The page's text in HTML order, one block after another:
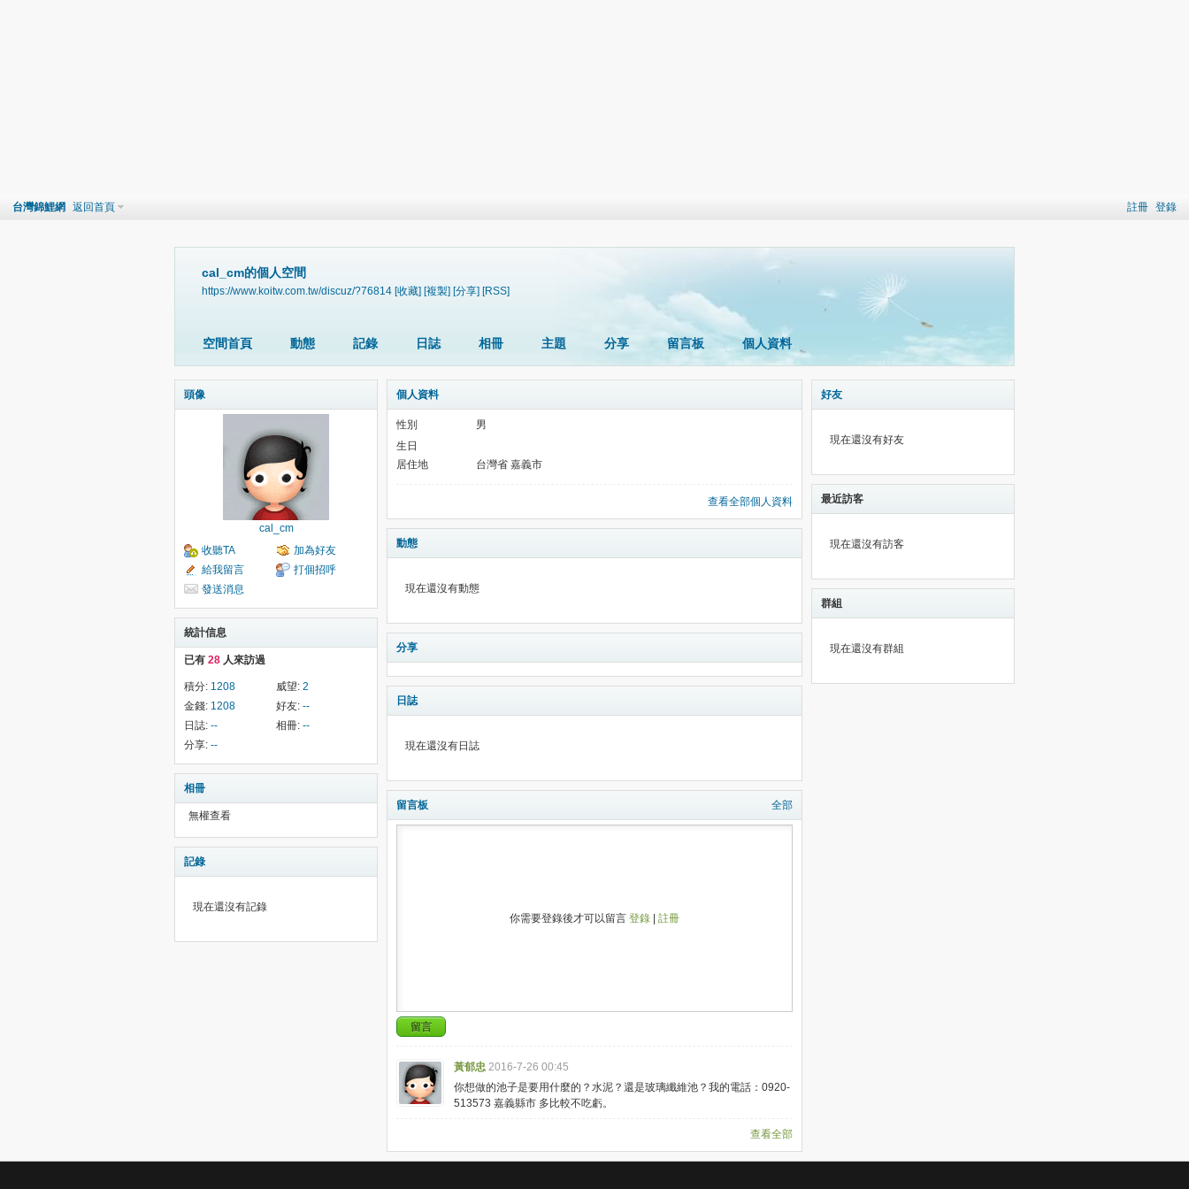
註冊 登錄
台灣錦鯉網 返回首頁
cal_cm的個人空間
https://www.koitw.com.tw/discuz/?76814 [收藏] [複製] [分享] [RSS]
空間首頁 動態 記錄 日誌 相冊 主題 分享 留言板 個人資料
頭像
cal_cm
收聽TA
加為好友
給我留言
打個招呼
發送消息
統計信息
已有 28 人來訪過
積分: 1208 威望: 2
金錢: 1208 好友: --
日誌: -- 相冊: --
分享: --
相冊
無權查看
記錄
現在還沒有記錄
個人資料
性別
男
生日
居住地
台灣省 嘉義市
查看全部個人資料
動態
現在還沒有動態
分享
日誌
現在還沒有日誌
留言板 全部
你需要登錄後才可以留言 登錄 註冊
留言
黃郁忠 2016-7-26 00:45
你想做的池子是要用什麼的？水泥？還是玻璃纖維池？我的電話：0920-
513573 嘉義縣市 多比較不吃虧。
查看全部
好友
現在還沒有好友
最近訪客
現在還沒有訪客
群組
現在還沒有群組